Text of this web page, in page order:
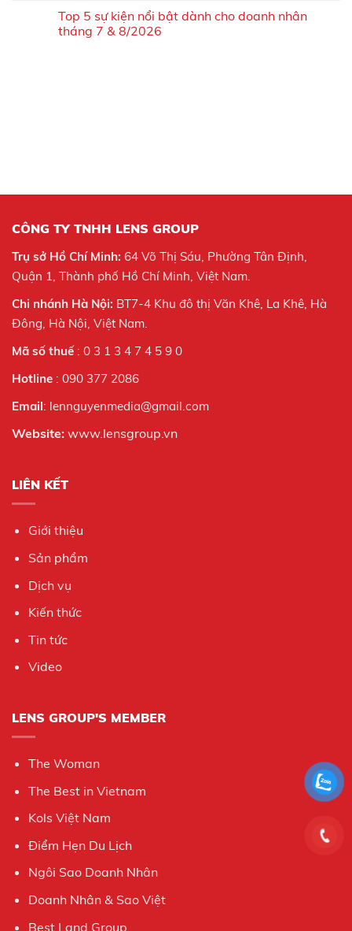
Top 5 sự kiện nổi bật dành cho doanh nhân
tháng 7 & 8/2026
CÔNG TY TNHH LENS GROUP
Trụ sở Hồ Chí Minh: 64 Võ Thị Sáu, Phường Tân Định,
Quận 1, Thành phố Hồ Chí Minh, Việt Nam.
Chi nhánh Hà Nội: BT7-4 Khu đô thị Văn Khê, La Khê, Hà
Đông, Hà Nội, Việt Nam.
Mã số thuế : 0 3 1 3 4 7 4 5 9 0
Hotline : 090 377 2086
Email: lennguyenmedia@gmail.com
Website: www.lensgroup.vn
LIÊN KẾT
Giới thiệu
Sản phẩm
Dịch vụ
Kiến thức
Tin tức
Video
LENS GROUP'S MEMBER
The Woman
The Best in Vietnam
Kols Việt Nam
Điểm Hẹn Du Lịch
Ngôi Sao Doanh Nhân
Doanh Nhân & Sao Việt
Best Land Group